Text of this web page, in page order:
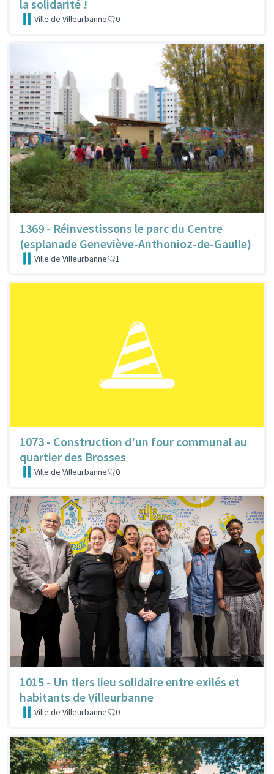
la solidarité !
Ville de Villeurbanne 0
1369 - Réinvestissons le parc du Centre
(esplanade Geneviève-Anthonioz-de-Gaulle)
Ville de Villeurbanne 1
1073 - Construction d'un four communal au
quartier des Brosses
Ville de Villeurbanne 0
1015 - Un tiers lieu solidaire entre exilés et
habitants de Villeurbanne
Ville de Villeurbanne 0